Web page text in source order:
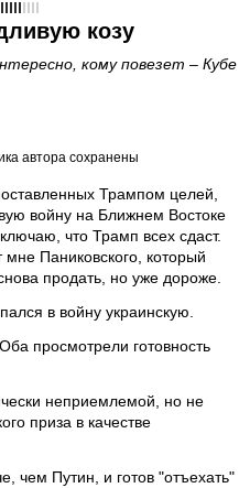
козу
кому повезет – Кубе
автора сохранены
Трампом целей,
войну на Ближнем Востоке
что Трамп всех сдаст.
Паниковского, который
продать, но уже дороже.
в войну украинскую.
просмотрели готовность
неприемлемой, но не
приза в качестве
чем Путин, и готов "отъехать"